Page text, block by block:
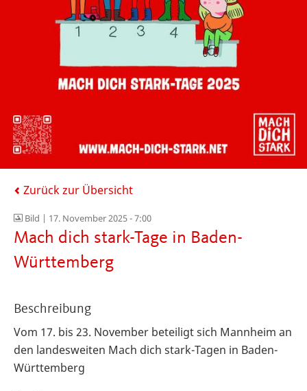
Zurück zur Übersicht
Bild | 17. November 2025 - 7:00
Mach dich stark-Tage in Baden-
Württemberg
Beschreibung
Vom 17. bis 23. November beteiligt sich Mannheim an
den landesweiten Mach dich stark-Tagen in Baden-
Württemberg